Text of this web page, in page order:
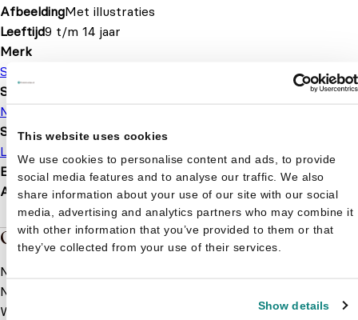
This website uses cookies
We use cookies to personalise content and ads, to provide
social media features and to analyse our traffic. We also
share information about your use of our site with our social
media, advertising and analytics partners who may combine it
with other information that you’ve provided to them or that
they’ve collected from your use of their services.
Show details
AfbeeldingMet illustraties
Leeftijd9 t/m 14 jaar
Merk
Studio 100
Serie of karakter
Nachtwacht
Soort boek
Leesboek
EAN9789462772052
Afmetingen244 × 188 × 25 mm
Over de boeken van Nachtwacht
Nog een succesverhaal uit het Belgische Studio 100:
Nachtwacht. In deze nieuwe show gaan de stoere weerwolf
Wilko, de slimme vampier Vladimir en de Toverelf Keelin de